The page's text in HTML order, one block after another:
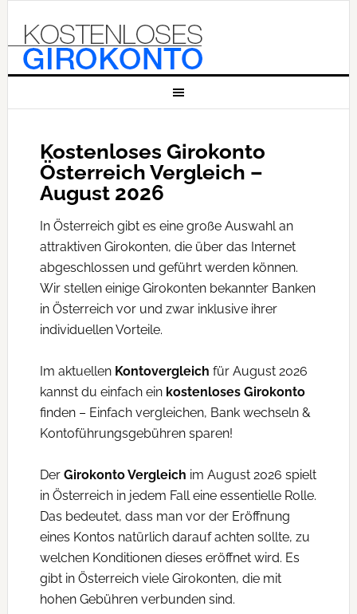
Kostenloses Girokonto
Österreich Vergleich –
August 2026
In Österreich gibt es eine große Auswahl an
attraktiven Girokonten, die über das Internet
abgeschlossen und geführt werden können.
Wir stellen einige Girokonten bekannter Banken
in Österreich vor und zwar inklusive ihrer
individuellen Vorteile.
Im aktuellen Kontovergleich für August 2026
kannst du einfach ein kostenloses Girokonto
finden – Einfach vergleichen, Bank wechseln &
Kontoführungsgebühren sparen!
Der Girokonto Vergleich im August 2026 spielt
in Österreich in jedem Fall eine essentielle Rolle.
Das bedeutet, dass man vor der Eröffnung
eines Kontos natürlich darauf achten sollte, zu
welchen Konditionen dieses eröffnet wird. Es
gibt in Österreich viele Girokonten, die mit
hohen Gebühren verbunden sind.